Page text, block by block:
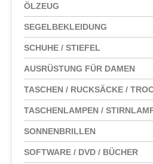
ÖLZEUG
SEGELBEKLEIDUNG
SCHUHE / STIEFEL
AUSRÜSTUNG FÜR DAMEN
TASCHEN / RUCKSÄCKE /
TASCHENLAMPEN /
SONNENBRILLEN
SOFTWARE / DVD / BÜCHER